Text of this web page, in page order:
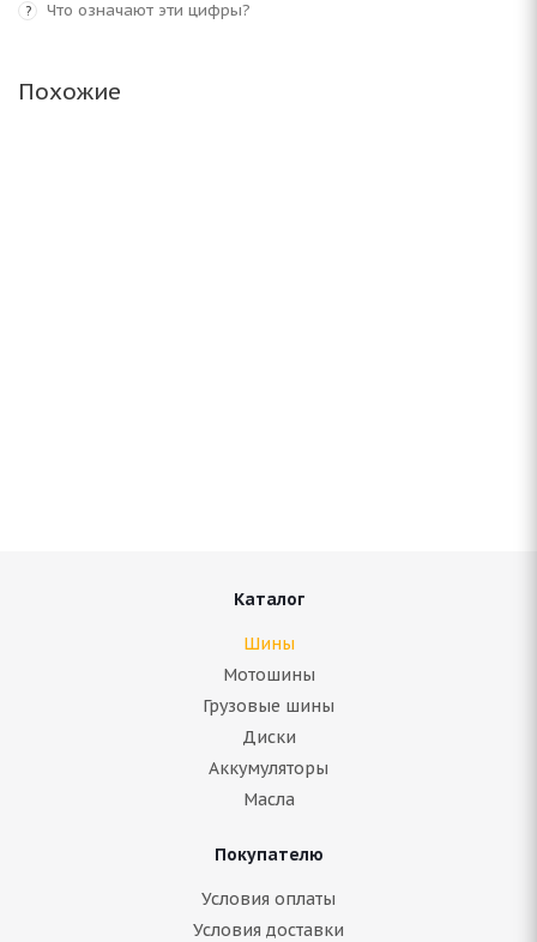
? Что означают эти цифры?
Похожие
BFGoodrich Mud Terrain T/A KM2 235/70 R16
Каталог
Шины
Мотошины
Грузовые шины
Диски
Аккумуляторы
Масла
Покупателю
Условия оплаты
Условия доставки